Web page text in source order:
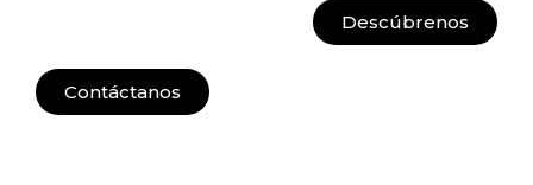
Descúbrenos
Contáctanos